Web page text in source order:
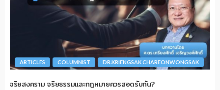
ARTICLES COLUMNIST DR.KRIENGSAK CHAREONWONGSAK
จริยสงคราม จริยธรรมและกฎหมายควรสอดรับกัน?